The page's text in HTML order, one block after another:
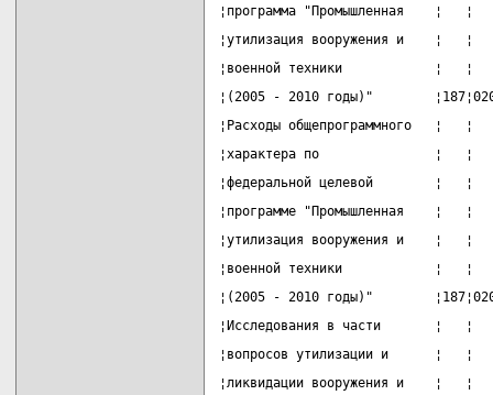
¦программа "Промышленная
¦утилизация вооружения и
¦военной техники            ¦
¦(2005 - 2010 годы)"
¦Расходы общепрограммного
¦характера по               ¦
¦федеральной целевой
¦программе "Промышленная
¦утилизация вооружения и
¦военной техники            ¦
¦(2005 - 2010 годы)"
¦Исследования в части
¦вопросов утилизации и
¦ликвидации вооружения и